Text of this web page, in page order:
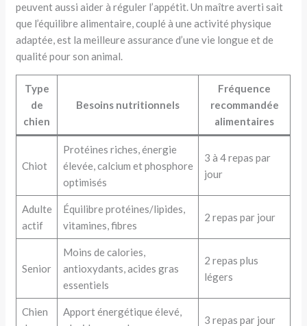
peuvent aussi aider à réguler l’appétit. Un maître averti sait
que l’équilibre alimentaire, couplé à une activité physique
adaptée, est la meilleure assurance d’une vie longue et de
qualité pour son animal.
Type
de
chien
Besoins nutritionnels
Fréquence
recommandée
alimentaires
Chiot
Protéines riches, énergie
élevée, calcium et phosphore
optimisés
3 à 4 repas par
jour
Adulte
actif
Équilibre protéines/lipides,
vitamines, fibres
2 repas par jour
Senior
Moins de calories,
antioxydants, acides gras
essentiels
2 repas plus
légers
Chien
Apport énergétique élevé,
3 repas par jour